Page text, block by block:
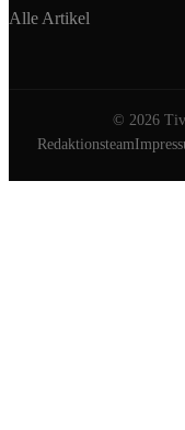
Alle Artikel
© 2026
Redaktionsteam